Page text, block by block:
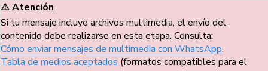
⚠️ Atención
Si tu mensaje incluye archivos multimedia, el envío del
contenido debe realizarse en esta etapa. Consulta:
Cómo enviar mensajes de multimedia con WhatsApp.
Tabla de medios aceptados (formatos compatibles para el